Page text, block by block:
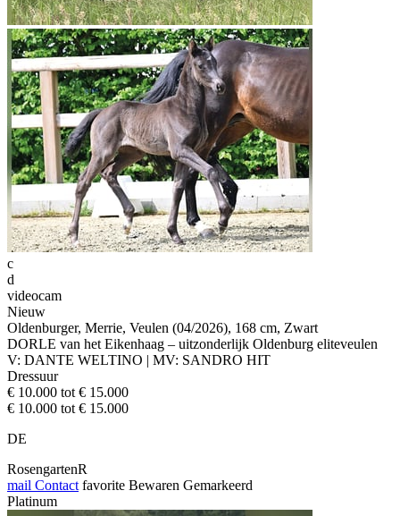
c
d
videocam
Nieuw
Oldenburger, Merrie, Veulen (04/2026), 168 cm, Zwart
DORLE van het Eikenhaag – uitzonderlijk Oldenburg eliteveulen
V: DANTE WELTINO | MV: SANDRO HIT
Dressuur
€ 10.000 tot € 15.000
€ 10.000 tot € 15.000
DE
RosengartenR
mail Contact favorite Bewaren Gemarkeerd
Platinum